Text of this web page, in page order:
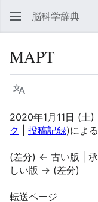
脳科学辞典
MAPT
言語
2020年1月11日 (土
ク
投稿記録)によ
(差分) ← 古い版 |
しい版 → (差分)
転送ページ